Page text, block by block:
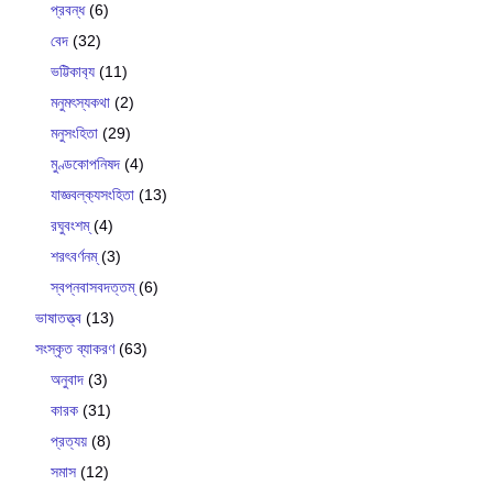
প্রবন্ধ(6)
বেদ (32)
ভট্টিকাব‍্য (11)
মনুমৎস্যকথা (2)
মনুসংহিতা (29)
মুণ্ডকোপনিষদ (4)
যাজ্ঞবল্ক‍্যসংহিতা (13)
রঘুবংশম্(4)
শরৎবর্ণনম্(3)
স্বপ্নবাসবদত্তম্(6)
ভাষাতত্ত্ব (13)
সংস্কৃত ব্যাকরণ(63)
অনুবাদ (3)
কারক (31)
প্রত্যয় (8)
সমাস (12)